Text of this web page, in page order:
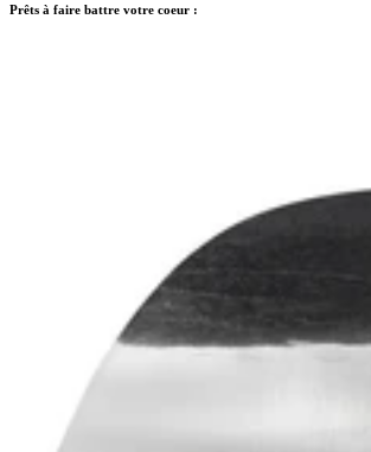
Prêts à faire battre votre coeur :